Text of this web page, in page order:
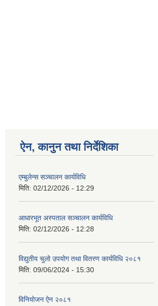
ऐन, कानुन तथा निर्देशिका
एम्बुलेन्स सञ्चालन कार्यविधि
मिति: 02/12/2026 - 12:29
आधारभूत अस्पताल सञ्चालन कार्यविधि
मिति: 02/12/2026 - 12:28
विद्युतीय चुलो उपयोग तथा वितरण कार्यविधि २०८१
मिति: 09/06/2024 - 15:30
विनियोजन ऐन २०८१